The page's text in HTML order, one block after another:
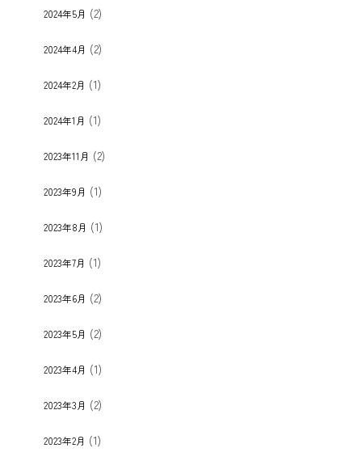
2024年5月 (2)
2024年4月 (2)
2024年2月 (1)
2024年1月 (1)
2023年11月 (2)
2023年9月 (1)
2023年8月 (1)
2023年7月 (1)
2023年6月 (2)
2023年5月 (2)
2023年4月 (1)
2023年3月 (2)
2023年2月 (1)